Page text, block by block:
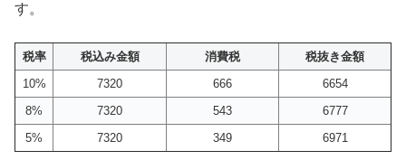
す。
税率 税込み金額 消費税
税抜き金額
10%
7320 666
6654
8%
7320 543
6777
5%
7320 349 6971